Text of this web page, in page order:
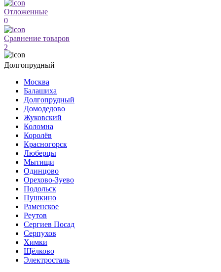
Отложенные
0
Сравнение товаров
2
Долгопрудный
Москва
Балашиха
Долгопрудный
Домодедово
Жуковский
Коломна
Королёв
Красногорск
Люберцы
Мытищи
Одинцово
Орехово-Зуево
Подольск
Пушкино
Раменское
Реутов
Сергиев Посад
Серпухов
Химки
Щёлково
Электросталь